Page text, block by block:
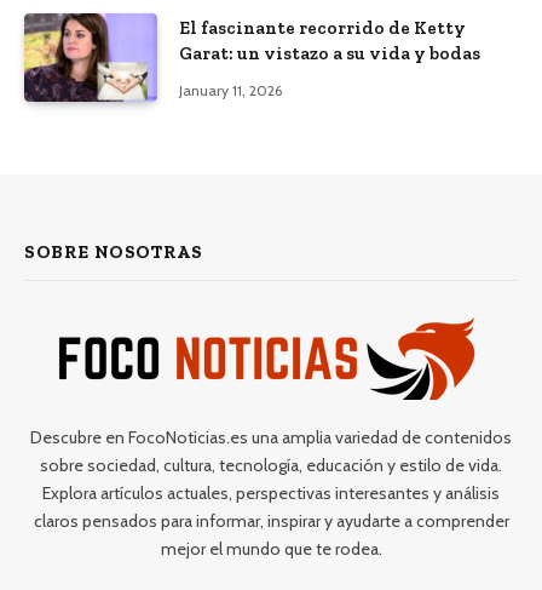
El fascinante recorrido de Ketty
Garat: un vistazo a su vida y bodas
January 11, 2026
SOBRE NOSOTRAS
Descubre en FocoNoticias.es una amplia variedad de contenidos
sobre sociedad, cultura, tecnología, educación y estilo de vida.
Explora artículos actuales, perspectivas interesantes y análisis
claros pensados para informar, inspirar y ayudarte a comprender
mejor el mundo que te rodea.